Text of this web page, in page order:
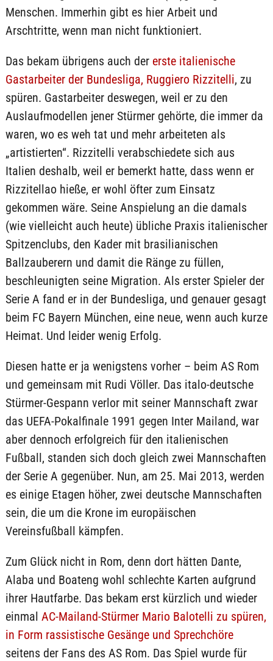
Menschen. Immerhin gibt es hier Arbeit und
Arschtritte, wenn man nicht funktioniert.
Das bekam übrigens auch der erste italienische
Gastarbeiter der Bundesliga, Ruggiero Rizzitelli, zu
spüren. Gastarbeiter deswegen, weil er zu den
Auslaufmodellen jener Stürmer gehörte, die immer da
waren, wo es weh tat und mehr arbeiteten als
„artistierten“. Rizzitelli verabschiedete sich aus
Italien deshalb, weil er bemerkt hatte, dass wenn er
Rizzitellao hieße, er wohl öfter zum Einsatz
gekommen wäre. Seine Anspielung an die damals
(wie vielleicht auch heute) übliche Praxis italienischer
Spitzenclubs, den Kader mit brasilianischen
Ballzauberern und damit die Ränge zu füllen,
beschleunigten seine Migration. Als erster Spieler der
Serie A fand er in der Bundesliga, und genauer gesagt
beim FC Bayern München, eine neue, wenn auch kurze
Heimat. Und leider wenig Erfolg.
Diesen hatte er ja wenigstens vorher – beim AS Rom
und gemeinsam mit Rudi Völler. Das italo-deutsche
Stürmer-Gespann verlor mit seiner Mannschaft zwar
das UEFA-Pokalfinale 1991 gegen Inter Mailand, war
aber dennoch erfolgreich für den italienischen
Fußball, standen sich doch gleich zwei Mannschaften
der Serie A gegenüber. Nun, am 25. Mai 2013, werden
es einige Etagen höher, zwei deutsche Mannschaften
sein, die um die Krone im europäischen
Vereinsfußball kämpfen.
Zum Glück nicht in Rom, denn dort hätten Dante,
Alaba und Boateng wohl schlechte Karten aufgrund
ihrer Hautfarbe. Das bekam erst kürzlich und wieder
einmal AC-Mailand-Stürmer Mario Balotelli zu spüren,
in Form rassistische Gesänge und Sprechchöre
seitens der Fans des AS Rom. Das Spiel wurde für